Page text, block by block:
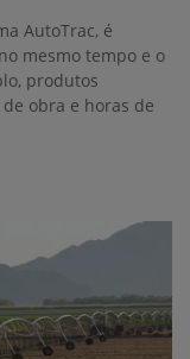
AutoTrac, é
mesmo tempo e o
produtos
obra e horas de